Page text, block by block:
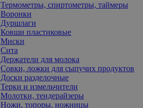
Термометры, спиртометры, таймеры
Воронки
Дуршлаги
Ковши пластиковые
Миски
Сита
Держатели для молока
Совки, ложки для сыпучих продуктов
Доски разделочные
Терки и измельчители
Молотки, тендерайзеры
Ножи, топоры, ножницы